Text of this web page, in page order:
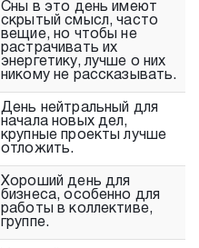
Сны в это день имеют
скрытый смысл, часто
вещие, но чтобы не
растрачивать их
энергетику, лучше о них
никому не рассказывать.
День нейтральный для
начала новых дел,
крупные проекты лучше
отложить.
Хороший день для
бизнеса, особенно для
работы в коллективе,
группе.